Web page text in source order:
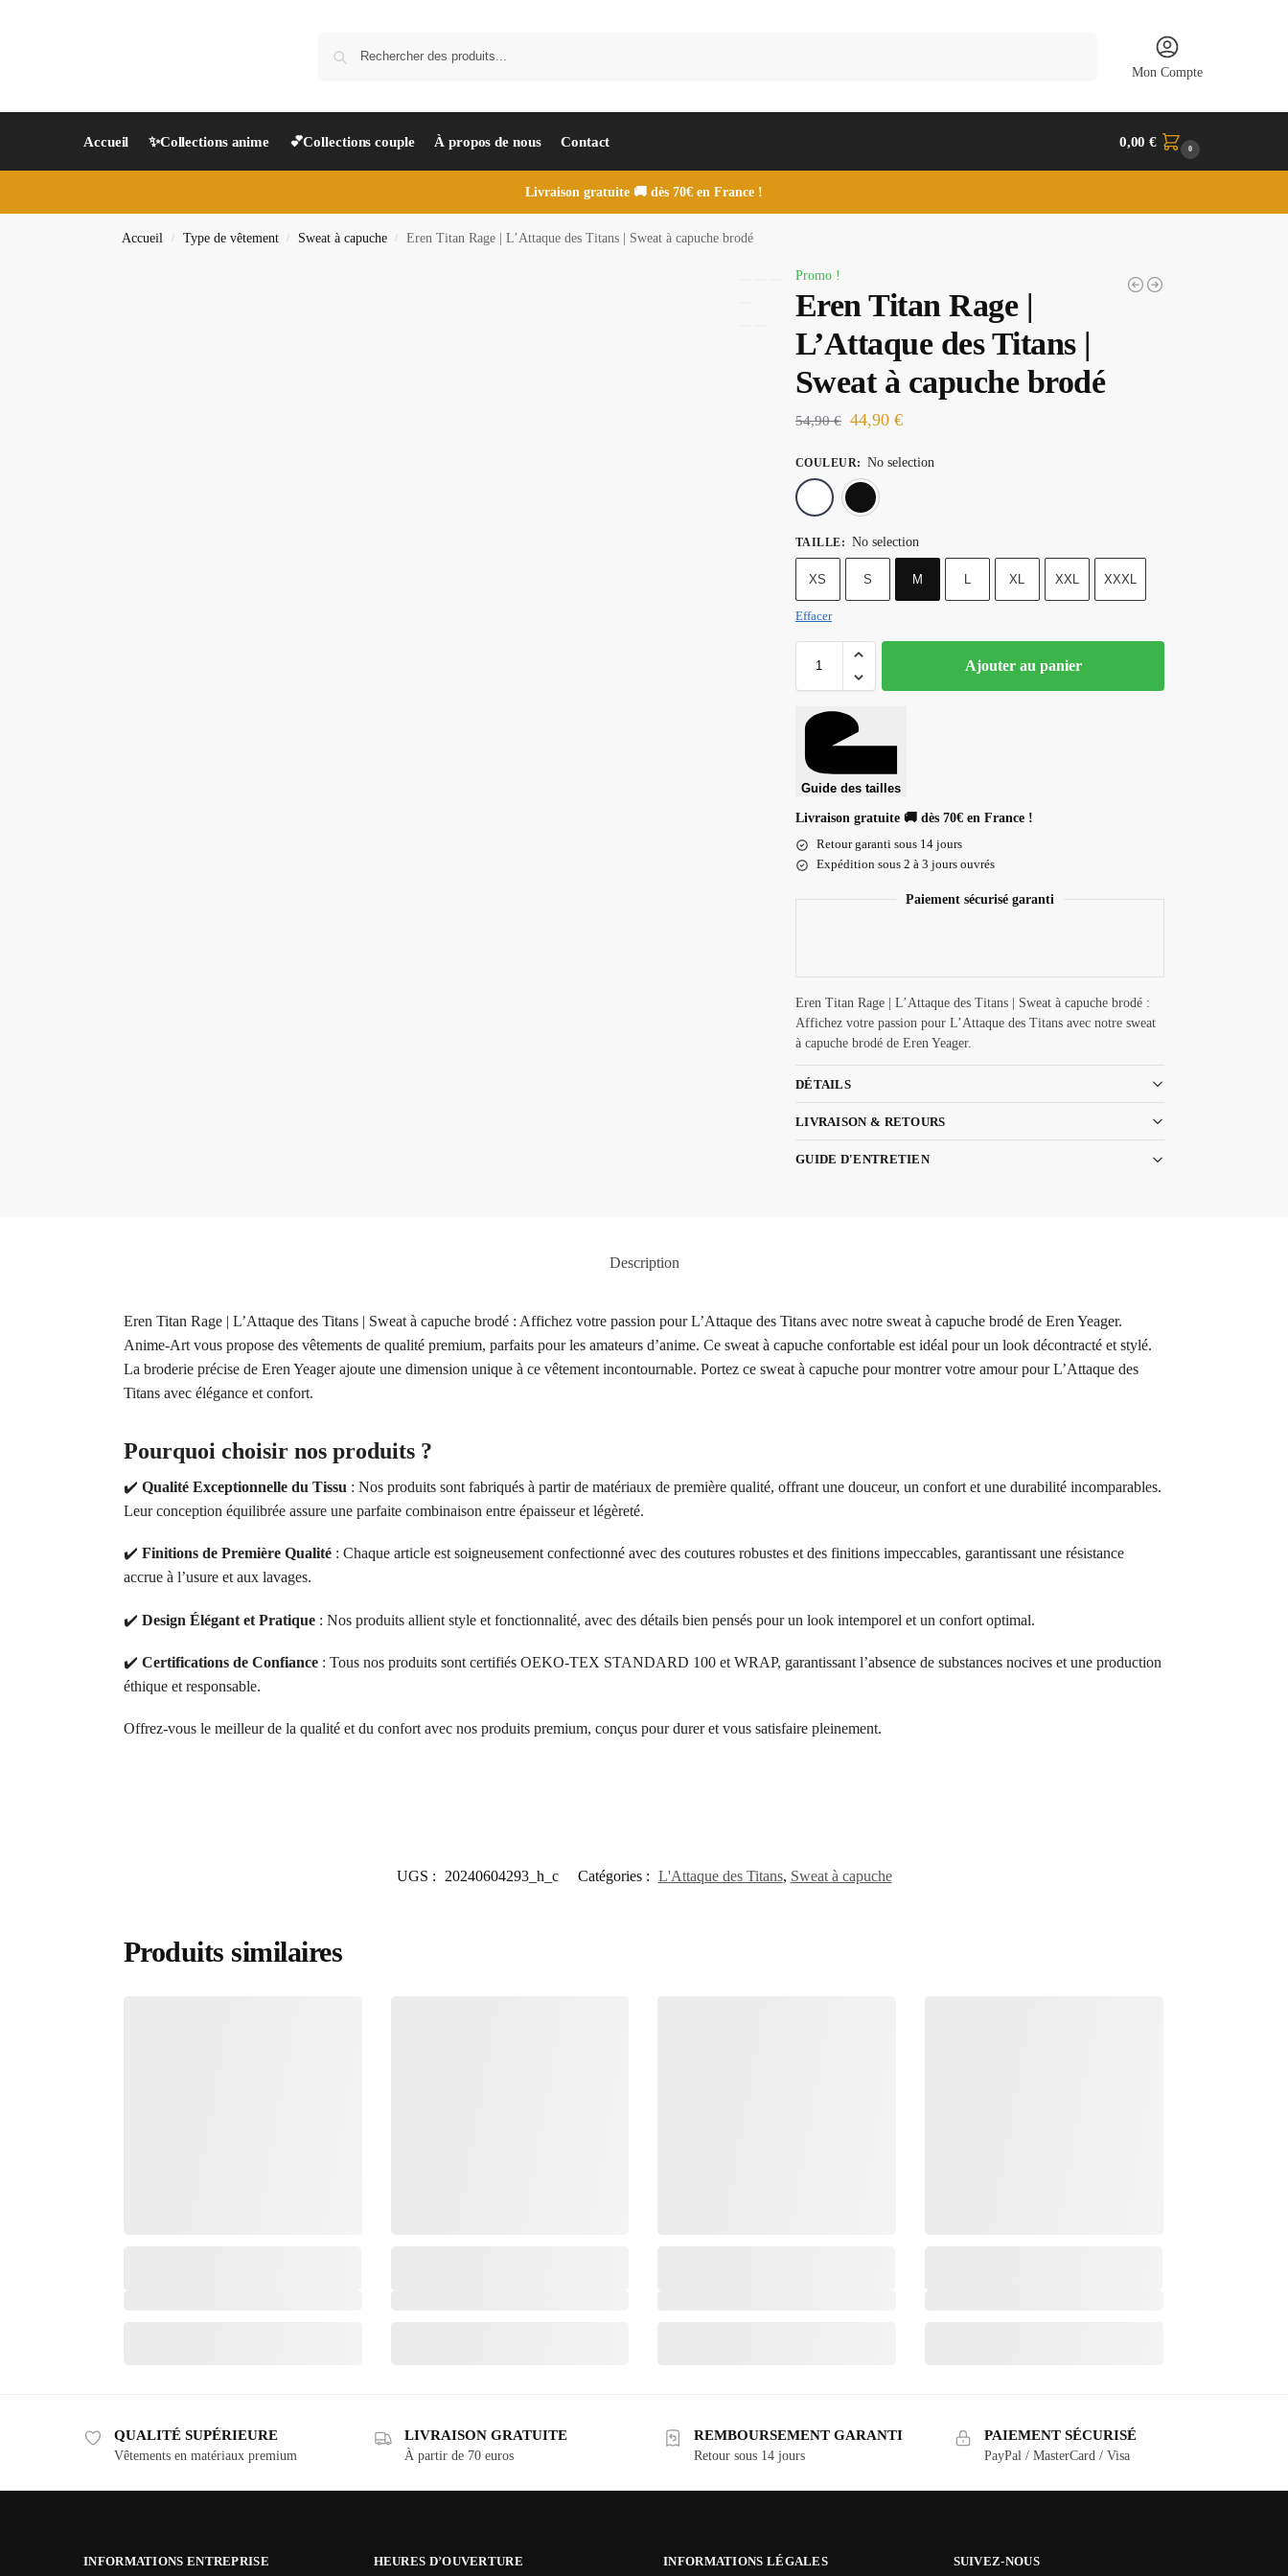
Mon Compte
Accueil ✨Collections anime 💕Collections couple À propos de nous Contact 0,00€ 0
Livraison gratuite 🚚 dès 70€ en France !
Accueil / Type de vêtement / Sweat à capuche / Eren Titan Rage | L’Attaque des Titans | Sweat à capuche brodé
Promo !
Eren Titan Rage |
L’Attaque des Titans |
Sweat à capuche brodé
54,90€ 44,90 €
COULEUR:
No selection
TAILLE: No selection
XS S M L XL XXL XXXL
Effacer
Ajouter au panier
Guide des tailles
Livraison gratuite 🚚 dès 70€ en France !
Retour garanti sous 14 jours
Expédition sous 2 à 3 jours ouvrés
Paiement sécurisé garanti
Eren Titan Rage | L’Attaque des Titans | Sweat à capuche brodé :
Affichez votre passion pour L’Attaque des Titans avec notre sweat
à capuche brodé de Eren Yeager.
DÉTAILS
LIVRAISON & RETOURS
GUIDE D'ENTRETIEN
Description
Eren Titan Rage | L’Attaque des Titans | Sweat à capuche brodé : Affichez votre passion pour L’Attaque des Titans avec notre sweat à capuche brodé de Eren Yeager.
Anime-Art vous propose des vêtements de qualité premium, parfaits pour les amateurs d’anime. Ce sweat à capuche confortable est idéal pour un look décontracté et stylé.
La broderie précise de Eren Yeager ajoute une dimension unique à ce vêtement incontournable. Portez ce sweat à capuche pour montrer votre amour pour L’Attaque des
Titans avec élégance et confort.
Pourquoi choisir nos produits ?
✔️ Qualité Exceptionnelle du Tissu : Nos produits sont fabriqués à partir de matériaux de première qualité, offrant une douceur, un confort et une durabilité incomparables.
Leur conception équilibrée assure une parfaite combinaison entre épaisseur et légèreté.
✔️ Finitions de Première Qualité: Chaque article est soigneusement confectionné avec des coutures robustes et des finitions impeccables, garantissant une résistance
accrue à l’usure et aux lavages.
✔️ Design Élégant et Pratique: Nos produits allient style et fonctionnalité, avec des détails bien pensés pour un look intemporel et un confort optimal.
✔️ Certifications de Confiance: Tous nos produits sont certifiés OEKO-TEX STANDARD 100 et WRAP, garantissant l’absence de substances nocives et une production
éthique et responsable.
Offrez-vous le meilleur de la qualité et du confort avec nos produits premium, conçus pour durer et vous satisfaire pleinement.
UGS : 20240604293_h_c Catégories : L'Attaque des Titans, Sweat à capuche
Produits similaires
QUALITÉ SUPÉRIEURE
Vêtements en matériaux premium
LIVRAISON GRATUITE
À partir de 70 euros
REMBOURSEMENT GARANTI
Retour sous 14 jours
PAIEMENT SÉCURISÉ
PayPal / MasterCard / Visa
INFORMATIONS ENTREPRISE HEURES D’OUVERTURE INFORMATIONS LÉGALES SUIVEZ-NOUS